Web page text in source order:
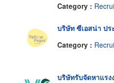
Category :
บริษัท ซีเอสน่า ปร
Category :
บริษัทรับจัดหาแร